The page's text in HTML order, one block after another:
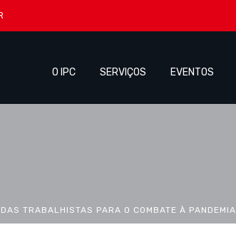
O IPC SERVIÇOS EVENTOS
TRABALHISTAS PARA O COMBATE À PANDEMIA